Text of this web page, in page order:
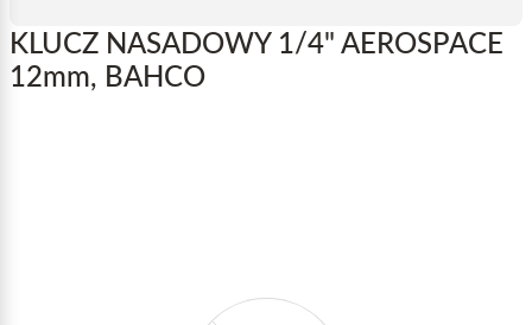
KLUCZ NASADOWY 1/4" AEROSPACE
12mm, BAHCO